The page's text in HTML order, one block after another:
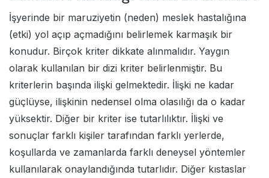
İşyerinde bir maruziyetin (neden) meslek hastalığına
(etki) yol açıp açmadığını belirlemek karmaşık bir
konudur. Birçok kriter dikkate alınmalıdır. Yaygın
olarak kullanılan bir dizi kriter belirlenmiştir. Bu
kriterlerin başında ilişki gelmektedir. İlişki ne kadar
güçlüyse, ilişkinin nedensel olma olasılığı da o kadar
yüksektir. Diğer bir kriter ise tutarlılıktır. İlişki ve
sonuçlar farklı kişiler tarafından farklı yerlerde,
koşullarda ve zamanlarda farklı deneysel yöntemler
kullanılarak onaylandığında tutarlıdır. Diğer kıstaslar